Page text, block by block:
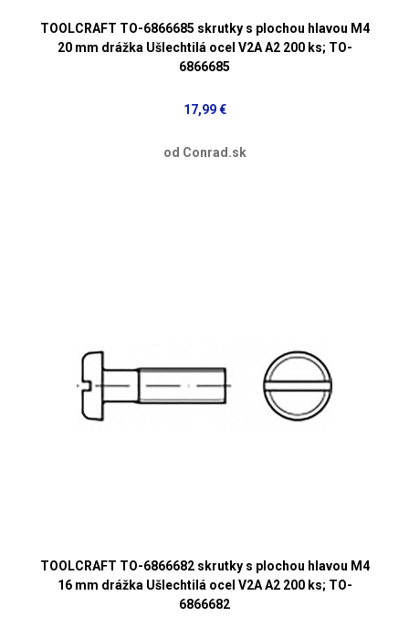
TOOLCRAFT TO-6866685 skrutky s plochou hlavou M4
20 mm drážka Ušlechtilá ocel V2A A2 200 ks; TO-
6866685
17,99 €
od Conrad.sk
TOOLCRAFT TO-6866682 skrutky s plochou hlavou M4
16 mm drážka Ušlechtilá ocel V2A A2 200 ks; TO-
6866682